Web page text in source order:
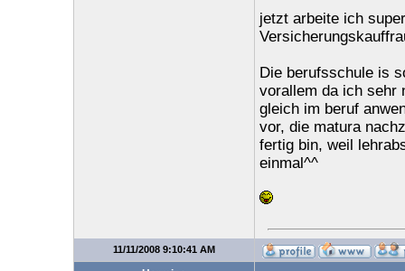
jetzt arbeite ich
Die berufsschule is
vorallem da ich sehr
gleich im beruf
vor, die matura
fertig bin, weil
einmal^^
11/11/2008 9:10:41 AM